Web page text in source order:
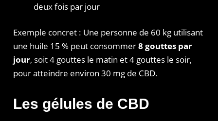
deux fois par jour
Exemple concret : Une personne de 60 kg utilisant
une huile 15 % peut consommer8 gouttes par
jour, soit 4 gouttes le matin et 4 gouttes le soir,
pour atteindre environ 30 mg de CBD.
Les gélules de CBD